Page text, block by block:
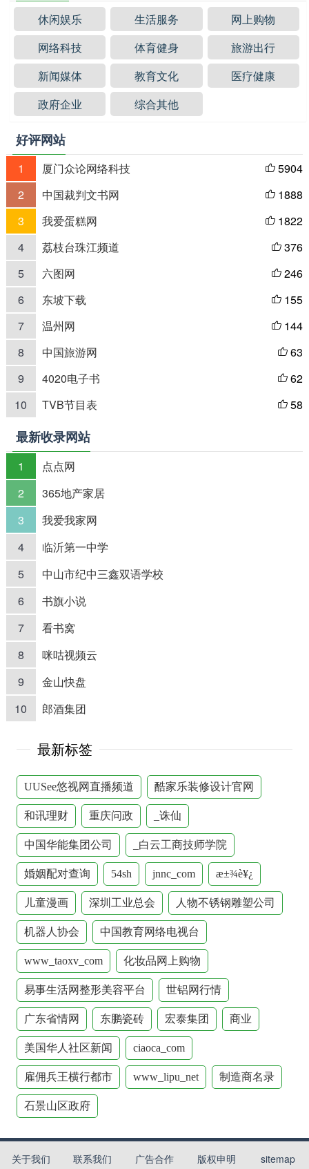
休闲娱乐 生活服务
网上购物
网络科技
体育健身
旅游出行
新闻媒体
教育文化
医疗健康
政府企业
综合其他
好评网站
1 厦门众论网络科技  5904
2
中国裁判文书网  1888
3
我爱蛋糕网  1822
4
荔枝台珠江频道  376
5
六图网  246
6
东坡下载  155
7
温州网  144
8
中国旅游网  63
9
4020电子书  62
10
TVB节目表  58
最新收录网站
1
点点网
2
365地产家居
3
我爱我家网
4
临沂第一中学
5
中山市纪中三鑫双语学校
6
书旗小说
7
看书窝
8
咪咕视频云
9
金山快盘
10
郎酒集团
最新标签
UUSee悠视网直播频道 酷家乐装修设计官网
和讯理财 重庆问政 _诛仙
中国华能集团公司 _白云工商技师学院
婚姻配对查询 54sh jnnc_com æ±¾è¥¿
儿童漫画 深圳工业总会 人物不锈钢雕塑公司
机器人协会 中国教育网络电视台
www_taoxv_com 化妆品网上购物
易事生活网整形美容平台 世铝网行情
广东省情网 东鹏瓷砖 宏泰集团 商业
美国华人社区新闻 ciaoca_com
雇佣兵王横行都市 www_lipu_net 制造商名录
石景山区政府
关于我们 联系我们 广告合作 版权申明 sitemap